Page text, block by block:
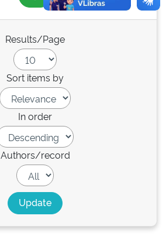
Results/Page
Sort items by
In order
Authors/record